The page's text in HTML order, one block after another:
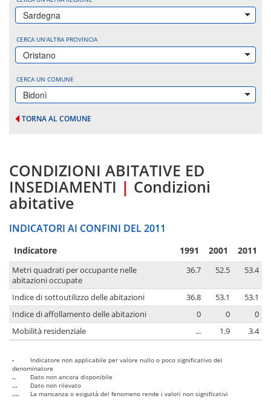
Sardegna
CERCA UN'ALTRA PROVINCIA
Oristano
CERCA UN COMUNE
Bidonì
TORNA AL COMUNE
CONDIZIONI ABITATIVE ED
INSEDIAMENTI | Condizioni
abitative
INDICATORI AI CONFINI DEL 2011
Indicatore 1991 2001 2011
Metri quadrati per occupante nelle
abitazioni occupate
36.7 52.5 53.4
Indice di sottoutilizzo delle abitazioni 36.8 53.1
53.1
Indice di affollamento delle abitazioni
0 0
0
Mobilità residenziale
... 1.9 3.4
-
Indicatore non applicabile per valore nullo o poco significativo del
denominatore
..
Dato non ancora disponibile
...
Dato non rilevato
....
La mancanza o esiguità del fenomeno rende i valori non significativi